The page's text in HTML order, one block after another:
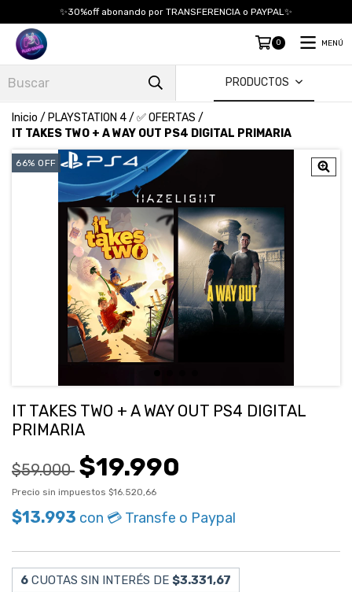
✨30%off abonando por TRANSFERENCIA o PAYPAL✨
0 MENÚ
PRODUCTOS
Inicio / PLAYSTATION 4/ ✅ OFERTAS /
IT TAKES TWO + A WAY OUT PS4 DIGITAL PRIMARIA
66% OFF
IT TAKES TWO + A WAY OUT PS4 DIGITAL
PRIMARIA
$59.000 $19.990
Precio sin impuestos $16.520,66
$13.993 con 💳 Transfe o Paypal
6 CUOTAS SIN INTERÉS DE $3.331,67